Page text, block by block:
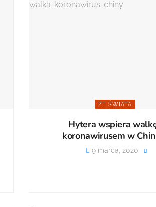
ZE ŚWIATA
Hytera wspiera
koronawirusem w
9 marca, 2020